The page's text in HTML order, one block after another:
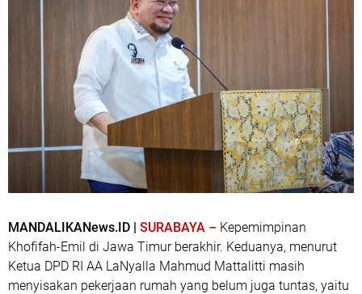
MANDALIKANews.ID | SURABAYA – Kepemimpinan
Khofifah-Emil di Jawa Timur berakhir. Keduanya, menurut
Ketua DPD RI AA LaNyalla Mahmud Mattalitti masih
menyisakan pekerjaan rumah yang belum juga tuntas, yaitu